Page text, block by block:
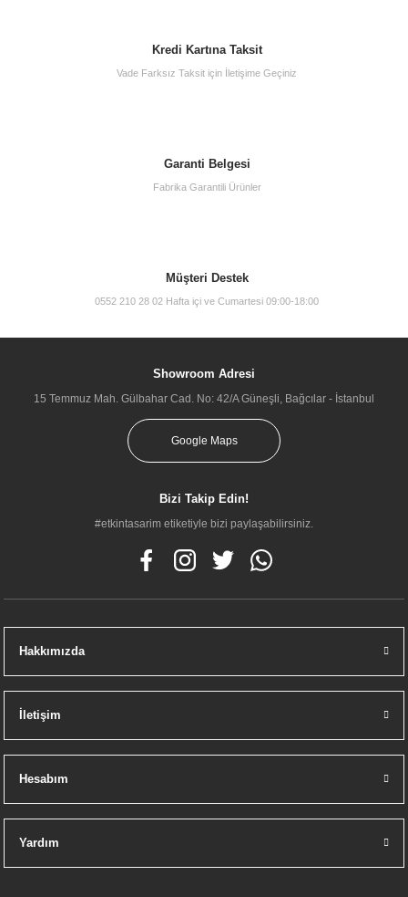
Kredi Kartına Taksit
Vade Farksız Taksit için İletişime Geçiniz
Garanti Belgesi
Fabrika Garantili Ürünler
Müşteri Destek
0552 210 28 02 Hafta içi ve Cumartesi 09:00-18:00
Showroom Adresi
15 Temmuz Mah. Gülbahar Cad. No: 42/A Güneşli, Bağcılar - İstanbul
Google Maps
Bizi Takip Edin!
#etkintasarim etiketiyle bizi paylaşabilirsiniz.
Hakkımızda
İletişim
Hesabım
Yardım